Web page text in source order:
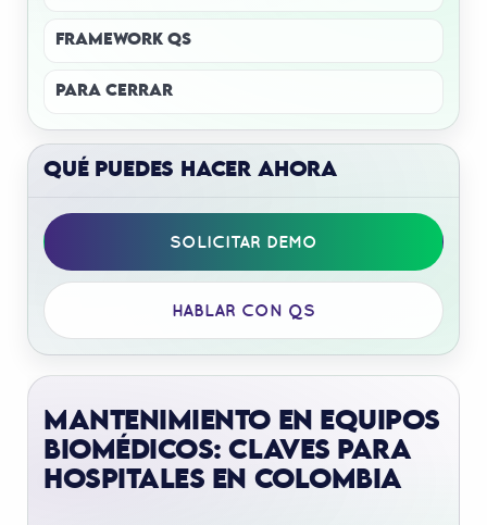
MANTENIMIENTO EN EQUIPOS
BIOMÉDICOS: CLAVES PARA
HOSPITALES EN COLOMBIA
FRAMEWORK QS
PARA CERRAR
QUÉ PUEDES HACER AHORA
SOLICITAR DEMO
HABLAR CON QS